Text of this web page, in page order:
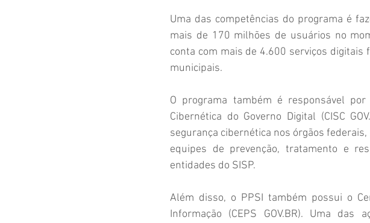
Uma das competências do programa é
mais de 170 milhões de usuários no
conta com mais de 4.600 serviços
municipais.
O programa também é responsável
Cibernética do Governo Digital (CISC
segurança cibernética nos órgãos
equipes de prevenção, tratamento e
entidades do SISP.
Além disso, o PPSI também possui o
Informação (CEPS GOV.BR). Uma das